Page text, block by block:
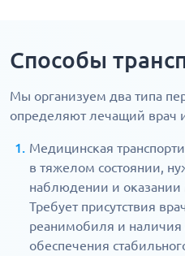
Способы
Мы организуем два типа
определяют лечащий врач
Медицинская
в тяжелом состоянии,
наблюдении и
Требует присутствия
реанимобиля и наличия
обеспечения